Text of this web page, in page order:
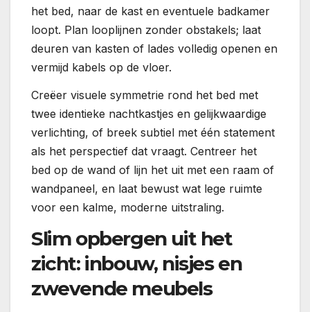
het bed, naar de kast en eventuele badkamer
loopt. Plan looplijnen zonder obstakels; laat
deuren van kasten of lades volledig openen en
vermijd kabels op de vloer.
Creëer visuele symmetrie rond het bed met
twee identieke nachtkastjes en gelijkwaardige
verlichting, of breek subtiel met één statement
als het perspectief dat vraagt. Centreer het
bed op de wand of lijn het uit met een raam of
wandpaneel, en laat bewust wat lege ruimte
voor een kalme, moderne uitstraling.
Slim opbergen uit het
zicht: inbouw, nisjes en
zwevende meubels